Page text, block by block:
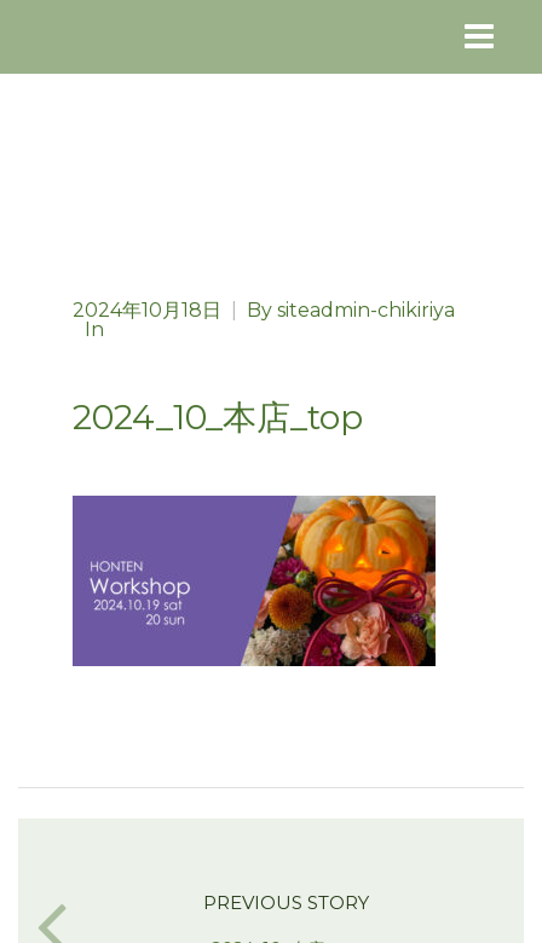
2024年10月18日 By siteadmin-chikiriya
In
2024_10_本店_top
PREVIOUS STORY